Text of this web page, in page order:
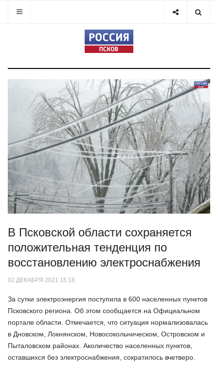
В Псковской области сохраняется
положительная тенденция по
восстановлению электроснабжения
02 ДЕКАБРЯ 2021 16:16
За сутки электроэнергия поступила в 600 населенных пунктов
Псковского региона. Об этом сообщается на Официальном
портале области. Отмечается, что ситуация нормализовалась
в Дновском, Локнянском, Новосокольническом, Островском и
Пыталовском районах. Аколичество населенных пунктов,
оставшихся без электроснабжения, сократилось вчетверо.